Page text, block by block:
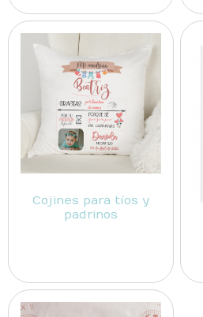
Cojines para tíos y
padrinos